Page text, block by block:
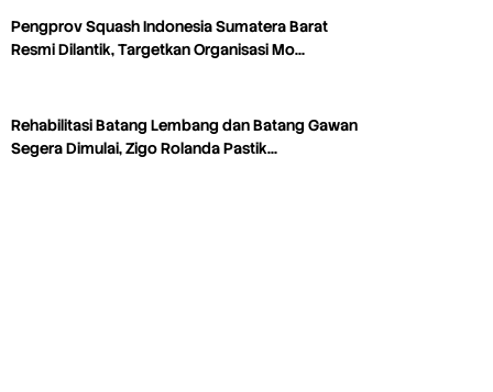
Pengprov Squash Indonesia Sumatera Barat
Resmi Dilantik, Targetkan Organisasi Mo…
Rehabilitasi Batang Lembang dan Batang Gawan
Segera Dimulai, Zigo Rolanda Pastik…